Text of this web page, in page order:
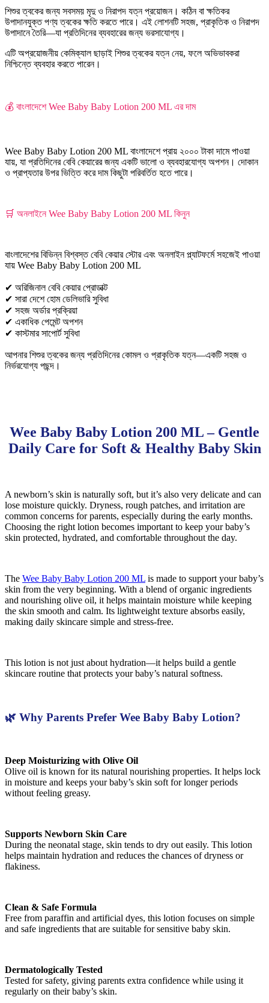
শিশুর ত্বকের জন্য সবসময় মৃদু ও নিরাপদ যত্ন প্রয়োজন। কঠিন বা ক্ষতিকর
উপাদানযুক্ত পণ্য ত্বকের ক্ষতি করতে পারে। এই লোশনটি সহজ, প্রাকৃতিক ও নিরাপদ
উপাদানে তৈরি—যা প্রতিদিনের ব্যবহারের জন্য ভরসাযোগ্য।
এটি অপ্রয়োজনীয় কেমিক্যাল ছাড়াই শিশুর ত্বকের যত্ন নেয়, ফলে অভিভাবকরা
নিশ্চিন্তে ব্যবহার করতে পারেন।
💰 বাংলাদেশে Wee Baby Baby Lotion 200 ML এর দাম
Wee Baby Baby Lotion 200 ML বাংলাদেশে প্রায় ২০০০ টাকা দামে পাওয়া
যায়, যা প্রতিদিনের বেবি কেয়ারের জন্য একটি ভালো ও ব্যবহারযোগ্য অপশন। দোকান
ও প্রাপ্যতার উপর ভিত্তি করে দাম কিছুটা পরিবর্তিত হতে পারে।
🛒 অনলাইনে Wee Baby Baby Lotion 200 ML কিনুন
বাংলাদেশের বিভিন্ন বিশ্বস্ত বেবি কেয়ার স্টোর এবং অনলাইন প্ল্যাটফর্মে সহজেই পাওয়া
যায় Wee Baby Baby Lotion 200 ML
✔ অরিজিনাল বেবি কেয়ার প্রোডাক্ট
✔ সারা দেশে হোম ডেলিভারি সুবিধা
✔ সহজ অর্ডার প্রক্রিয়া
✔ একাধিক পেমেন্ট অপশন
✔ কাস্টমার সাপোর্ট সুবিধা
আপনার শিশুর ত্বকের জন্য প্রতিদিনের কোমল ও প্রাকৃতিক যত্ন—একটি সহজ ও
নির্ভরযোগ্য পছন্দ।
Wee Baby Baby Lotion 200 ML – Gentle
Daily Care for Soft & Healthy Baby Skin
A newborn’s skin is naturally soft, but it’s also very delicate and can
lose moisture quickly. Dryness, rough patches, and irritation are
common concerns for parents, especially during the early months.
Choosing the right lotion becomes important to keep your baby’s
skin protected, hydrated, and comfortable throughout the day.
The Wee Baby Baby Lotion 200 ML is made to support your baby’s
skin from the very beginning. With a blend of organic ingredients
and nourishing olive oil, it helps maintain moisture while keeping
the skin smooth and calm. Its lightweight texture absorbs easily,
making daily skincare simple and stress-free.
This lotion is not just about hydration—it helps build a gentle
skincare routine that protects your baby’s natural softness.
🌿 Why Parents Prefer Wee Baby Baby Lotion?
Deep Moisturizing with Olive Oil
Olive oil is known for its natural nourishing properties. It helps lock
in moisture and keeps your baby’s skin soft for longer periods
without feeling greasy.
Supports Newborn Skin Care
During the neonatal stage, skin tends to dry out easily. This lotion
helps maintain hydration and reduces the chances of dryness or
flakiness.
Clean & Safe Formula
Free from paraffin and artificial dyes, this lotion focuses on simple
and safe ingredients that are suitable for sensitive baby skin.
Dermatologically Tested
Tested for safety, giving parents extra confidence while using it
regularly on their baby’s skin.